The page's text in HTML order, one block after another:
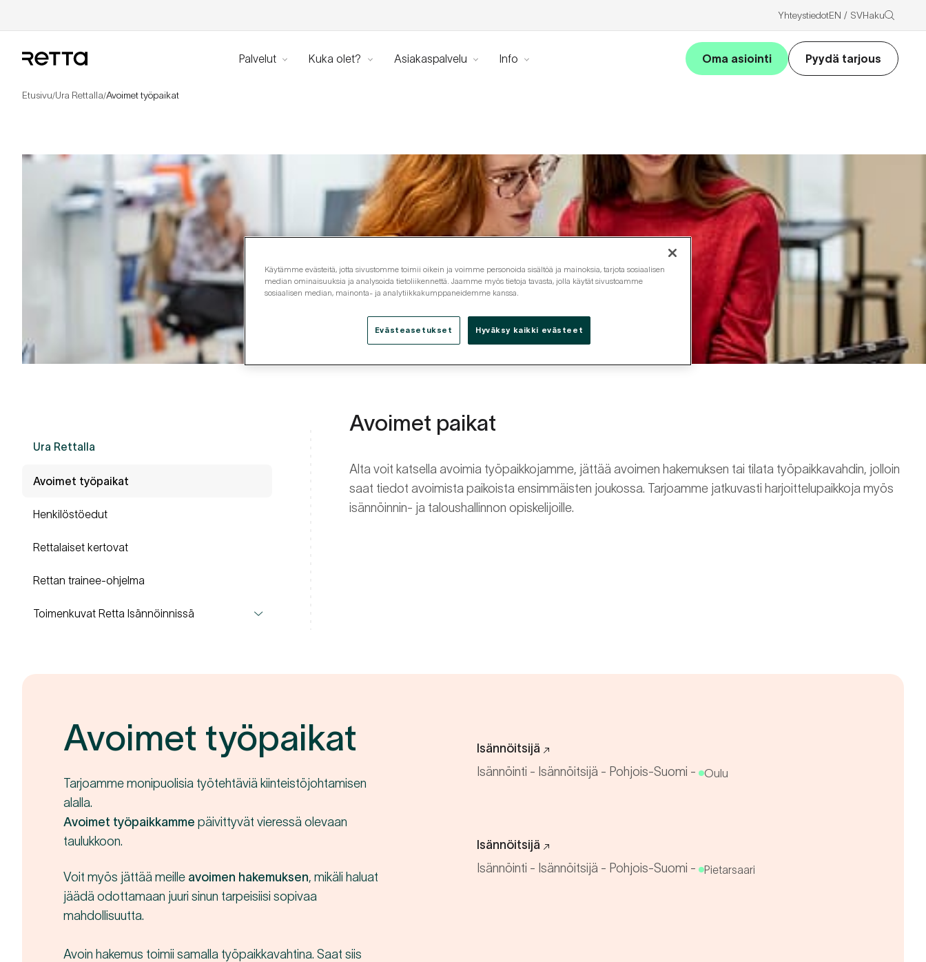
YhteystiedotEN SVHaku
Palvelut Kuka olet? Asiakaspalvelu Info Oma asiointi Pyydä tarjous
Etusivu/Ura Rettalla/Avoimet työpaikat
Ura Rettalla
Avoimet työpaikat
Henkilöstöedut
Rettalaiset kertovat
Rettan trainee-ohjelma
Toimenkuvat Retta Isännöinnissä
Avoimet paikat
Alta voit katsella avoimia työpaikkojamme, jättää avoimen hakemuksen tai tilata työpaikkavahdin, jolloin
saat tiedot avoimista paikoista ensimmäisten joukossa. Tarjoamme jatkuvasti harjoittelupaikkoja myös
isännöinnin- ja taloushallinnon opiskelijoille.
Avoimet työpaikat
Tarjoamme monipuolisia työtehtäviä kiinteistöjohtamisen
alalla.
Avoimet työpaikkamme päivittyvät vieressä olevaan
taulukkoon.
Voit myös jättää meille avoimen hakemuksen, mikäli haluat
jäädä odottamaan juuri sinun tarpeisiisi sopivaa
mahdollisuutta.
Avoin hakemus toimii samalla työpaikkavahtina. Saat siis
Isännöitsijä
Isännöinti - Isännöitsijä - Pohjois-Suomi - Oulu
Isännöitsijä
Isännöinti - Isännöitsijä - Pohjois-Suomi - Pietarsaari
Käytämme evästeitä, jotta sivustomme toimii oikein ja voimme personoida sisältöä ja mainoksia, tarjota sosiaalisen
median ominaisuuksia ja analysoida tietoliikennettä. Jaamme myös tietoja tavasta, jolla käytät sivustoamme
sosiaalisen median, mainonta- ja analytiikkakumppaneidemme kanssa.
Evästeasetukset Hyväksy kaikki evästeet